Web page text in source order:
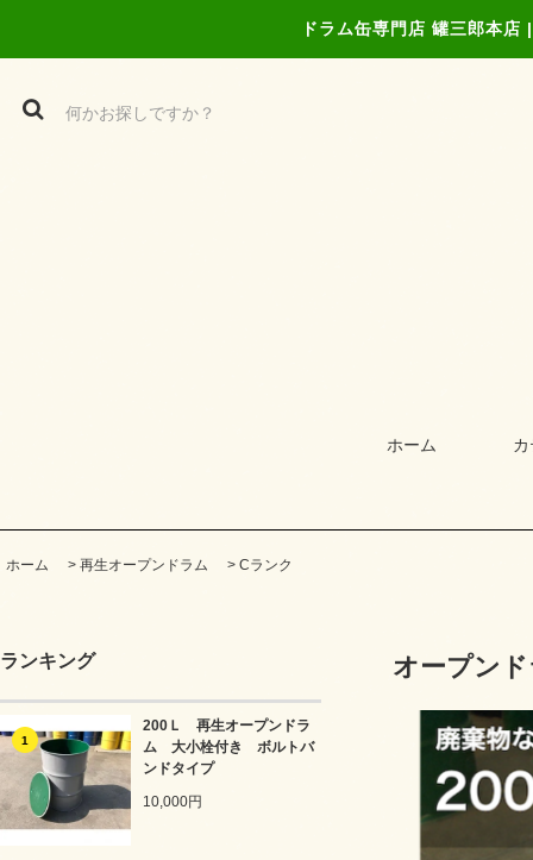
ドラム缶専門店 罐三郎本
ホーム
ホーム > 再生オープンドラム > Cランク
ランキング
1
200Ｌ 再生オープンドラ
ム 大小栓付き ボルトバ
ンドタイプ
10,000円
オープン